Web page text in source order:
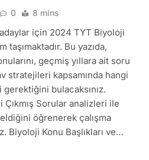
0 8 mins
adaylar için 2024 TYT Biyoloji
taşımaktadır. Bu yazıda,
geçmiş yıllara ait soru
stratejileri kapsamında hangi
gerektiğini bulacaksınız.
Sorular analizleri ile
öğrenerek çalışma
Biyoloji Konu Başlıkları ve…